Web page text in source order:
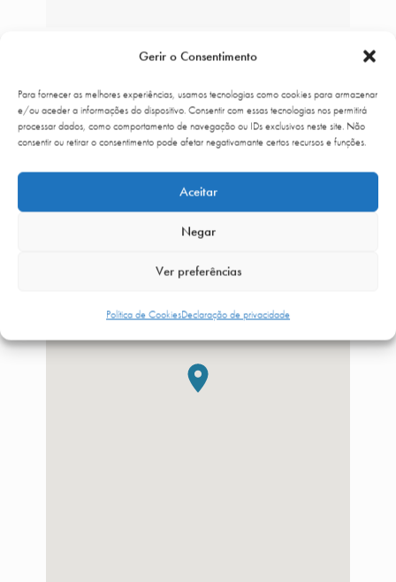
Gerir o Consentimento
Para fornecer as melhores experiências, usamos tecnologias como cookies para armazenar
e/ou aceder a informações do dispositivo. Consentir com essas tecnologias nos permitirá
processar dados, como comportamento de navegação ou IDs exclusivos neste site. Não
consentir ou retirar o consentimento pode afetar negativamante certos recursos e funções.
Aceitar
Negar
Ver preferências
Política de CookiesDeclaração de privacidade
Where can you visit us